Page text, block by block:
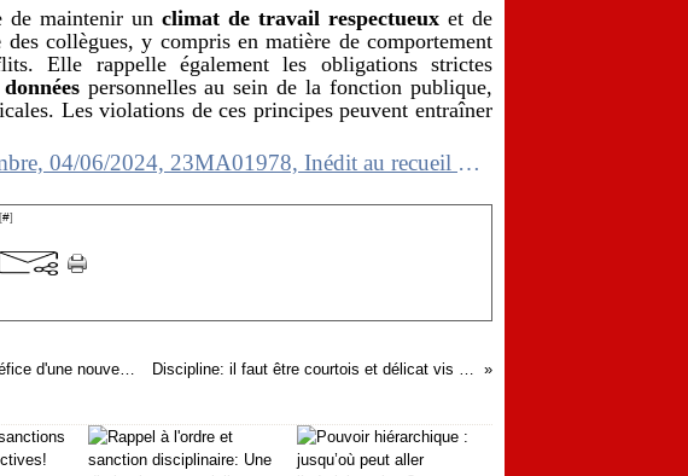
de maintenir un climat de travail respectueux et de
des collègues, y compris en matière de comportement
Elle rappelle également les obligations strictes
personnelles au sein de la fonction publique,
Les violations de ces principes peuvent entraîner
CAA de MARSEILLE, 4ème chambre, 04/06/2024, 23MA01978, Inédit au recueil Lebon
#]
Possibilité d'accorder rétroactivement le bénéfice d'une nouvelle bonification indiciaire (NBI) Discipline: il faut être courtois et délicat vis à vis de ses collègues